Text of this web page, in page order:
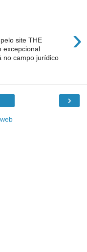
›
site THE
excepcional
no campo jurídico
›